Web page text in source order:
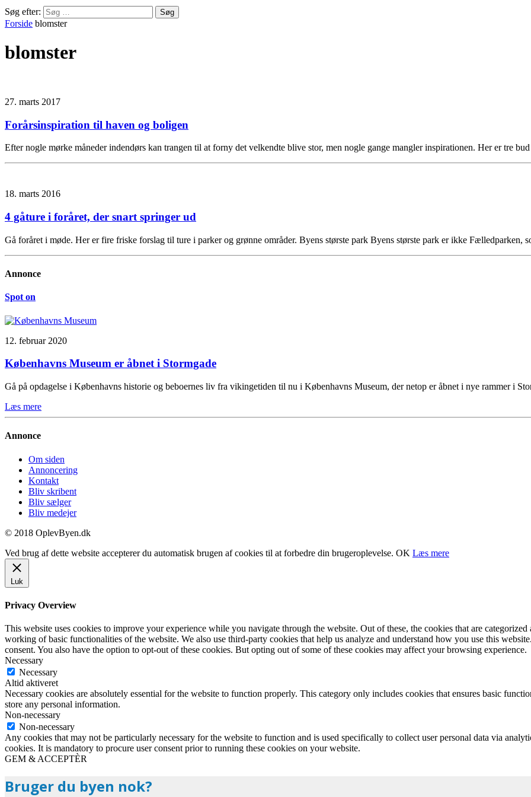
Søg efter:
Forside blomster
blomster
27. marts 2017
Forårsinspiration til haven og boligen
Efter nogle mørke måneder indendørs kan trangen til at forny det velkendte blive stor, men nogle gange mangler inspirationen. Her er tre
18. marts 2016
4 gåture i foråret, der snart springer ud
Gå foråret i møde. Her er fire friske forslag til ture i parker og grønne områder. Byens største park Byens største park er ikke Fælledparken,
Annonce
Spot on
12. februar 2020
Københavns Museum er åbnet i Stormgade
Gå på opdagelse i Københavns historie og beboernes liv fra vikingetiden til nu i Københavns Museum, der netop er åbnet i nye rammer i
Læs mere
Annonce
Om siden
Annoncering
Kontakt
Bliv skribent
Bliv sælger
Bliv medejer
© 2018 OplevByen.dk
Ved brug af dette website accepterer du automatisk brugen af cookies til at forbedre din brugeroplevelse. OK Læs mere
Luk
Privacy Overview
This website uses cookies to improve your experience while you navigate through the website. Out of these, the cookies that are categorized
working of basic functionalities of the website. We also use third-party cookies that help us analyze and understand how you use this
consent. You also have the option to opt-out of these cookies. But opting out of some of these cookies may affect your browsing experience.
Necessary
Necessary
Altid aktiveret
Necessary cookies are absolutely essential for the website to function properly. This category only includes cookies that ensures basic
store any personal information.
Non-necessary
Non-necessary
Any cookies that may not be particularly necessary for the website to function and is used specifically to collect user personal data via
cookies. It is mandatory to procure user consent prior to running these cookies on your website.
GEM & ACCEPTÈR
Bruger du byen nok?